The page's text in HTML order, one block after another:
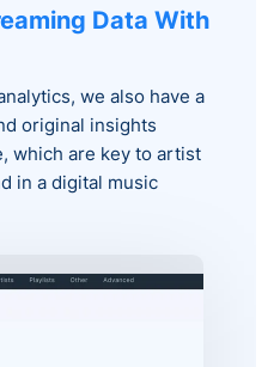
Data With
we also have a
original insights
which are key to artist
in a digital music